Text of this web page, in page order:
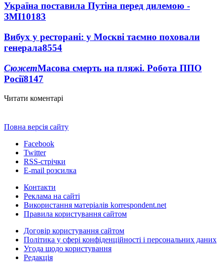
Україна поставила Путіна перед дилемою -
ЗМІ10183
Вибух у ресторані: у Москві таємно поховали
генерала8554
СюжетМасова смерть на пляжі. Робота ППО
Росії8147
Читати коментарі
Повна версія сайту
Facebook
Twitter
RSS-стрічки
E-mail розсилка
Контакти
Реклама на сайті
Використання матеріалів korrespondent.net
Правила користування сайтом
Договір користування сайтом
Політика у сфері конфіденційності і персональних даних
Угода щодо користування
Редакція